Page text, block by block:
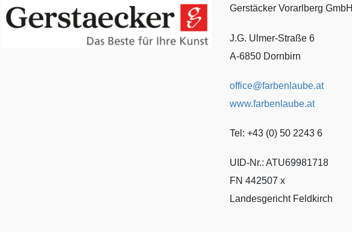
Gerstäcker Vorarlberg GmbH
J.G. Ulmer-Straße 6
A-6850 Dornbirn
office@farbenlaube.at
www.farbenlaube.at
Tel: +43 (0) 50 2243 6
UID-Nr.: ATU69981718
FN 442507 x
Landesgericht Feldkirch